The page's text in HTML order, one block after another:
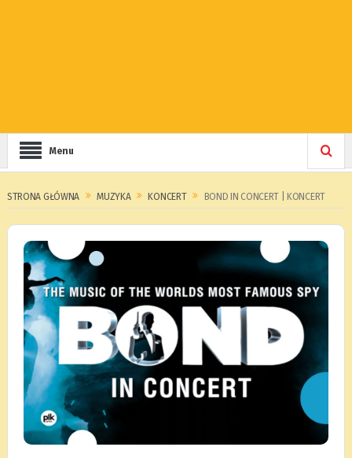
Menu
STRONA GŁÓWNA MUZYKA KONCERT BOND IN CONCERT | KONCERT